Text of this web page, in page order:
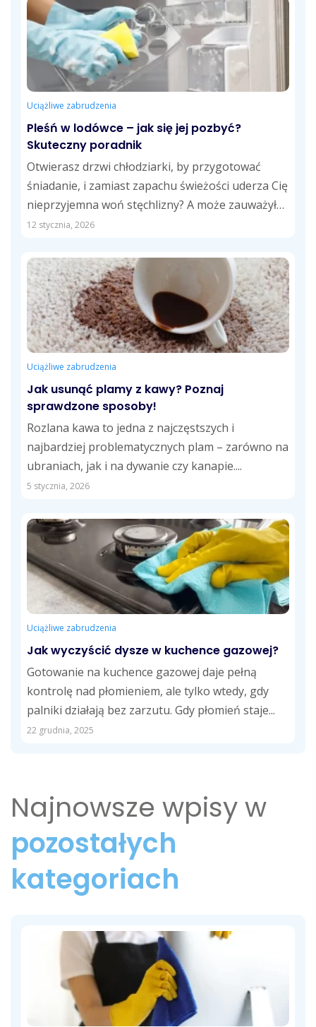
Uciążliwe zabrudzenia
Pleśń w lodówce – jak się jej pozbyć?
Skuteczny poradnik
Otwierasz drzwi chłodziarki, by przygotować
śniadanie, i zamiast zapachu świeżości uderza Cię
nieprzyjemna woń stęchlizny? A może zauważyłeś
czarne kropki...
12 stycznia, 2026
Uciążliwe zabrudzenia
Jak usunąć plamy z kawy? Poznaj
sprawdzone sposoby!
Rozlana kawa to jedna z najczęstszych i
najbardziej problematycznych plam – zarówno na
ubraniach, jak i na dywanie czy kanapie....
5 stycznia, 2026
Uciążliwe zabrudzenia
Jak wyczyścić dysze w kuchence gazowej?
Gotowanie na kuchence gazowej daje pełną
kontrolę nad płomieniem, ale tylko wtedy, gdy
palniki działają bez zarzutu. Gdy płomień staje...
22 grudnia, 2025
Najnowsze wpisy w
pozostałych
kategoriach